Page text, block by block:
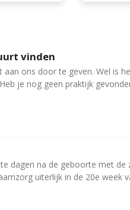
vinden
ons door te geven. Wel is
je nog geen praktijk
dagen na de geboorte met
uiterlijk in de 20e week